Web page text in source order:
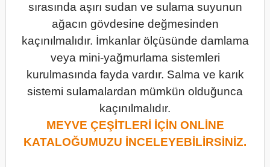
sırasında aşırı sudan ve sulama suyunun
ağacın gövdesine değmesinden
kaçınılmalıdır. İmkanlar ölçüsünde damlama
veya mini-yağmurlama sistemleri
kurulmasında fayda vardır. Salma ve karık
sistemi sulamalardan mümkün olduğunca
kaçınılmalıdır.
MEYVE ÇEŞİTLERİ İÇİN ONLİNE
KATALOĞUMUZU İNCELEYEBİLİRSİNİZ.